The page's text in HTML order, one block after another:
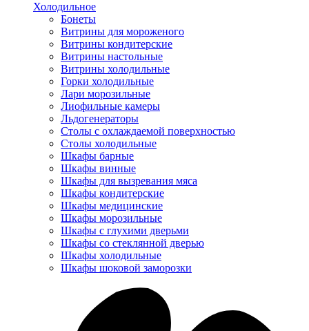
Холодильное
Бонеты
Витрины для мороженого
Витрины кондитерские
Витрины настольные
Витрины холодильные
Горки холодильные
Лари морозильные
Лиофильные камеры
Льдогенераторы
Столы с охлаждаемой поверхностью
Столы холодильные
Шкафы барные
Шкафы винные
Шкафы для вызревания мяса
Шкафы кондитерские
Шкафы медицинские
Шкафы морозильные
Шкафы с глухими дверьми
Шкафы со стеклянной дверью
Шкафы холодильные
Шкафы шоковой заморозки